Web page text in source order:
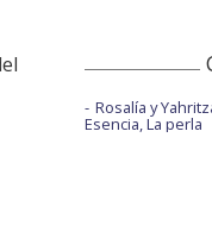
Rosalía y
Esencia, La perla